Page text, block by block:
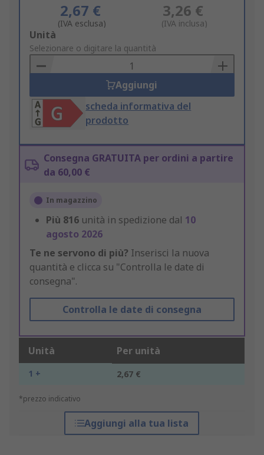
2,67 €
(IVA esclusa)
3,26 €
(IVA inclusa)
Add
to
Basket
Unità
Selezionare o digitare la quantità
Aggiungi
scheda informativa del
prodotto
Consegna GRATUITA per ordini a partire
da 60,00 €
In magazzino
Più 816 unità in spedizione dal 10
agosto 2026
Te ne servono di più? Inserisci la nuova
quantità e clicca su "Controlla le date di
consegna".
Controlla le date di consegna
Unità Per unità
1 + 2,67 €
*prezzo indicativo
Aggiungi alla tua lista